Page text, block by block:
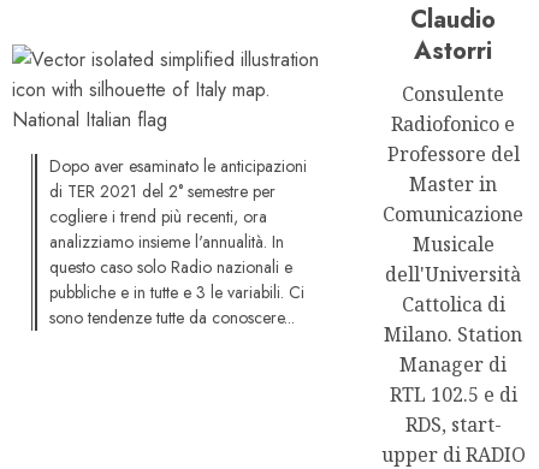
Dopo aver esaminato le anticipazioni
di TER 2021 del 2° semestre per
cogliere i trend più recenti, ora
analizziamo insieme l'annualità. In
questo caso solo Radio nazionali e
pubbliche e in tutte e 3 le variabili. Ci
sono tendenze tutte da conoscere...
Claudio
Astorri
Consulente
Radiofonico e
Professore del
Master in
Comunicazione
Musicale
dell'Università
Cattolica di
Milano. Station
Manager di
RTL 102.5 e di
RDS, start-
upper di RADIO